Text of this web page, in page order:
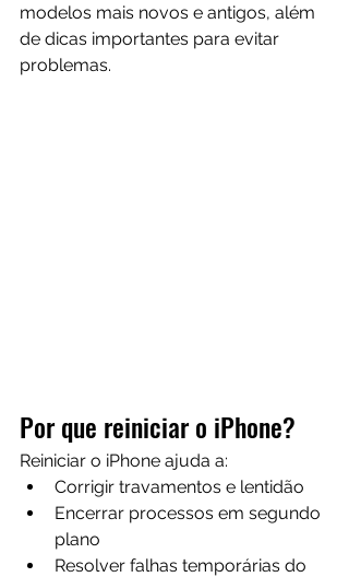
modelos mais novos e antigos, além
de dicas importantes para evitar
problemas.
Por que reiniciar o iPhone?
Reiniciar o iPhone ajuda a:
Corrigir travamentos e lentidão
Encerrar processos em segundo
plano
Resolver falhas temporárias do